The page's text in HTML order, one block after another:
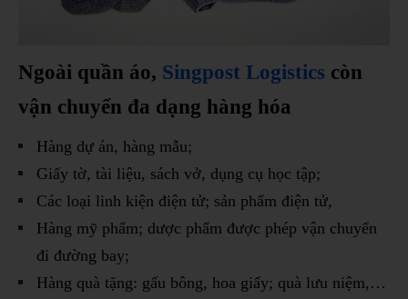
Ngoài quần áo, Singpost Logistics còn
vận chuyển đa dạng hàng hóa
Hàng dự án, hàng mẫu;
Giấy tờ, tài liệu, sách vở, dụng cụ học tập;
Các loại linh kiện điện tử; sản phẩm điện tử,
Hàng mỹ phẩm; dược phẩm được phép vận chuyển
đi đường bay;
Hàng quà tặng: gấu bông, hoa giấy; quà lưu niệm,…